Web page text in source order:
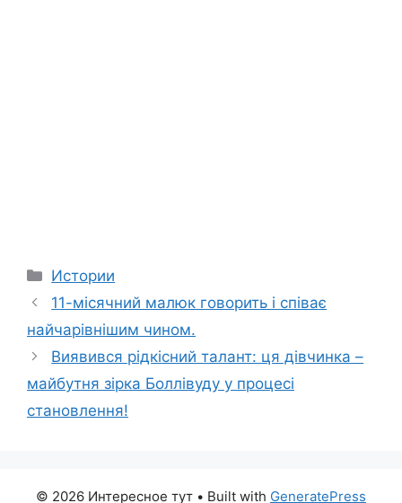
Categories
Истории
11-місячний малюк говорить і співає
найчарівнішим чином.
Виявився рідкісний талант: ця дівчинка –
майбутня зірка Боллівуду у процесі
становлення!
© 2026 Интересное тут • Built with GeneratePress